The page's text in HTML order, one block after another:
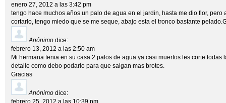
enero 27, 2012 a las 3:42 pm
tengo hace muchos años un palo de agua en el jardin, hasta me dio flor, pero
cortarlo, tengo miedo que se me seque, abajo esta el tronco bastante
Anónimo dice:
febrero 13, 2012 a las 2:50 am
Mi hermana tenia en su casa 2 palos de agua ya casi muertos les corte todas
detalle como debo podarlo para que salgan mas brotes.
Gracias
Anónimo dice:
febrero 25, 2012 a las 10:39 pm